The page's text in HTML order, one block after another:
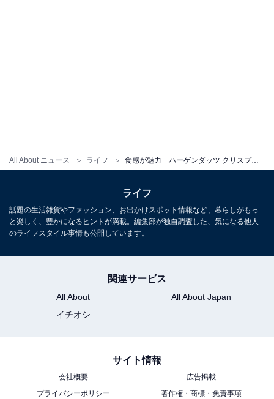
All About ニュース ライフ 食感が魅力「ハーゲンダッツ クリスプチップチョコレート」が新登場
販売先 全国のスーパーマーケット、 コンビニエンスス
トア、デパート
ライフ
話題の生活雑貨やファッション、お出かけスポット情報など、暮らしがもっ
と楽しく、豊かになるヒントが満載。編集部が独自調査した、気になる他人
のライフスタイル事情も公開しています。
関連サービス
All About
All About Japan
イチオシ
サイト情報
会社概要
広告掲載
プライバシーポリシー
著作権・商標・免責事項